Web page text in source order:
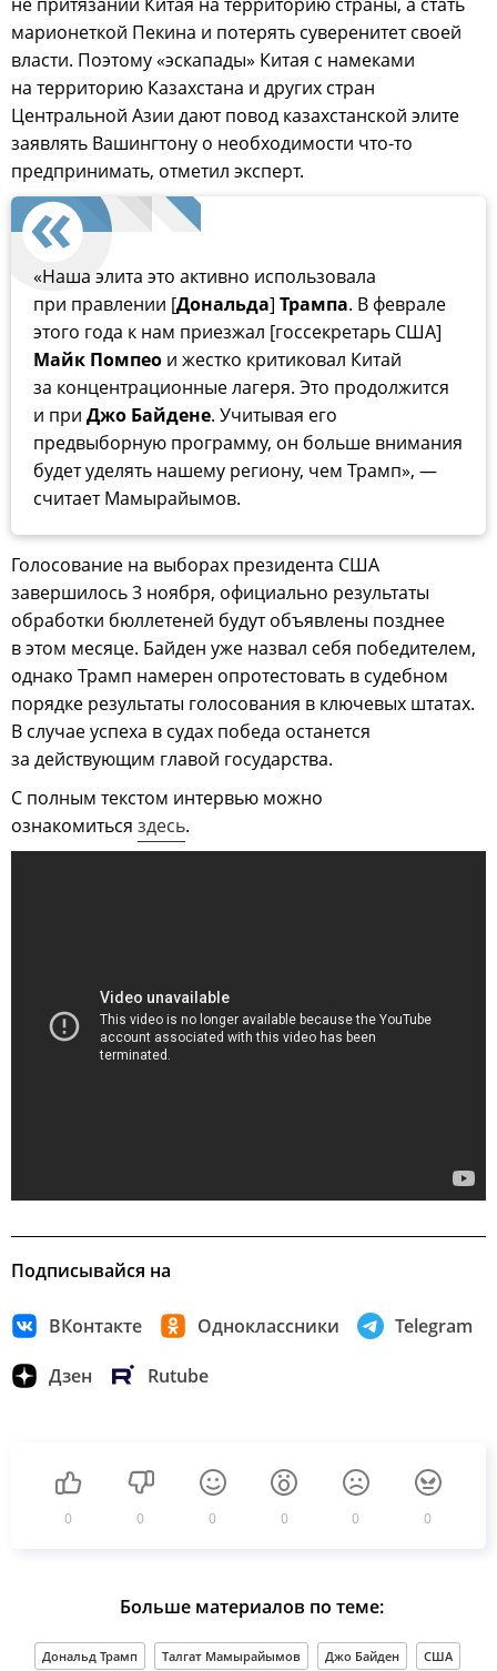
марионеткой Пекина и потерять суверенитет своей
власти. Поэтому «эскапады» Китая с намеками
на территорию Казахстана и других стран
Центральной Азии дают повод казахстанской элите
заявлять Вашингтону о необходимости что-то
предпринимать, отметил эксперт.
«Наша элита это активно использовала
при правлении [Дональда] Трампа. В феврале
этого года к нам приезжал [госсекретарь США]
Майк Помпео и жестко критиковал Китай
за концентрационные лагеря. Это продолжится
и при Джо Байдене. Учитывая его
предвыборную программу, он больше внимания
будет уделять нашему региону, чем Трамп», —
считает Мамырайымов.
Голосование на выборах президента США
завершилось 3 ноября, официально результаты
обработки бюллетеней будут объявлены позднее
в этом месяце. Байден уже назвал себя победителем,
однако Трамп намерен опротестовать в судебном
порядке результаты голосования в ключевых штатах.
В случае успеха в судах победа останется
за действующим главой государства.
С полным текстом интервью можно
ознакомиться здесь.
Подписывайся на
ВКонтакте Одноклассники Telegram
Дзен Rutube
0 0 0 0 0 0
Больше материалов по теме:
Дональд Трамп Талгат Мамырайымов Джо Байден США